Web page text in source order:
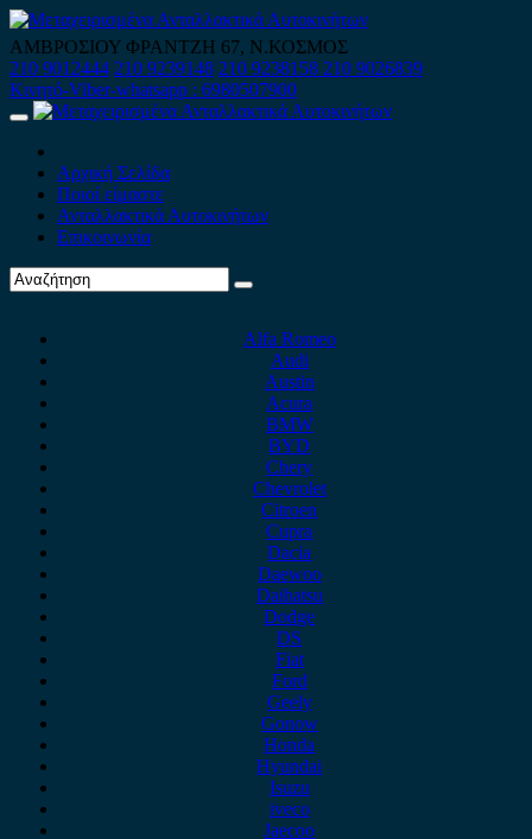
Skip
to
content
ΑΜΒΡΟΣΙΟΥ ΦΡΑΝΤΖΗ 67, Ν.ΚΟΣΜΟΣ
210 9012444 210 9239148 210 9238158 210 9026839
Κινητό-Viber-whatsapp : 6980507900
Primary
Αρχική Σελίδα
Ποιοί είμαστε
Ανταλλακτικά Αυτοκινήτων
Επικοινωνία
Alfa Romeo
Audi
Austin
Acura
BMW
BYD
Chery
Chevrolet
Citroen
Cupra
Dacia
Daewoo
Daihatsu
Dodge
DS
Fiat
Ford
Geely
Gonow
Honda
Hyundai
Isuzu
iveco
Jaecoo